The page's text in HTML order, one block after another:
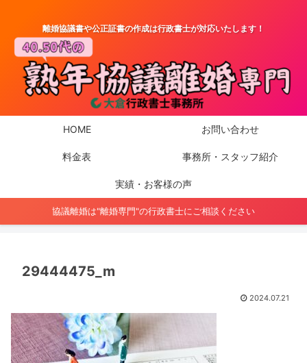
離婚協議書や公正証書の作成は行政書士が対応いたします！
HOME お問い合わせ
料金表 事務所・スタッフ紹介
実績・お客様の声
協議離婚は"離婚専門"の行政書士にご相談ください
29444475_m
2024.07.21